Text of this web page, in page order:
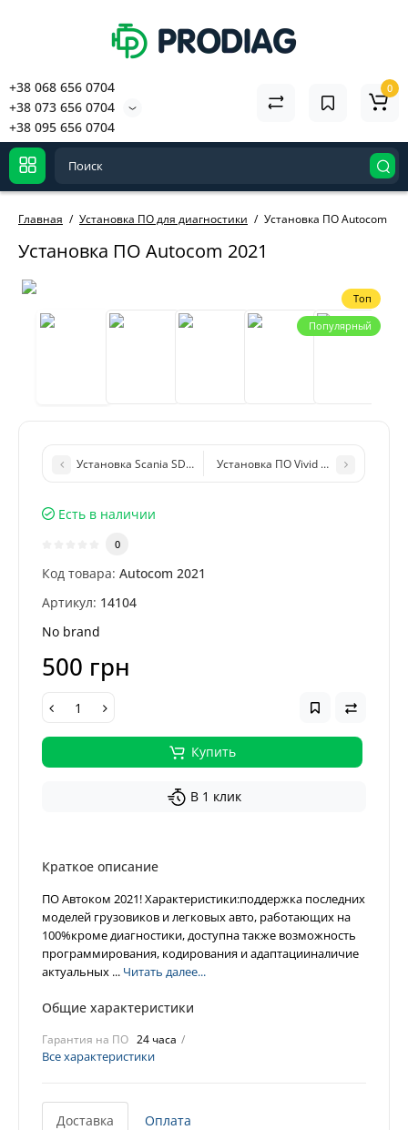
+38 068 656 0704
+38 073 656 0704
+38 095 656 0704
0
Главная Установка ПО для диагностики Установка ПО Autocom
Установка ПО Autocom 2021
Топ
Популярный
Установка Scania SDP3 2.70.1 [2026]Установка ПО Vivid Workshop Data
Есть в наличии
0
Код товара: Autocom 2021
Артикул: 14104
No brand
500 грн
Купить
В 1 клик
Краткое описание
ПО Автоком 2021! Характеристики:поддержка последних
моделей грузовиков и легковых авто, работающих на
100%кроме диагностики, доступна также возможность
программирования, кодирования и адаптацииналичие
актуальных ... Читать далее...
Общие характеристики
Гарантия на ПО 24 часа
Все характеристики
Доставка Оплата